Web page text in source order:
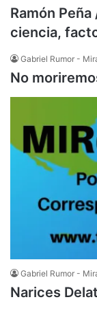
Ramón
ciencia,
Gabriel Rumor -
No
Gabriel Rumor -
Narices